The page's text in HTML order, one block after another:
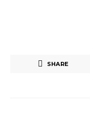
SHARE